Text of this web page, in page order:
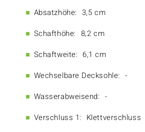
Absatzhöhe: 3,5 cm
Schafthöhe: 8,2 cm
Schaftweite: 6,1 cm
Wechselbare Decksohle: -
Wasserabweisend: -
Verschluss 1: Klettverschluss